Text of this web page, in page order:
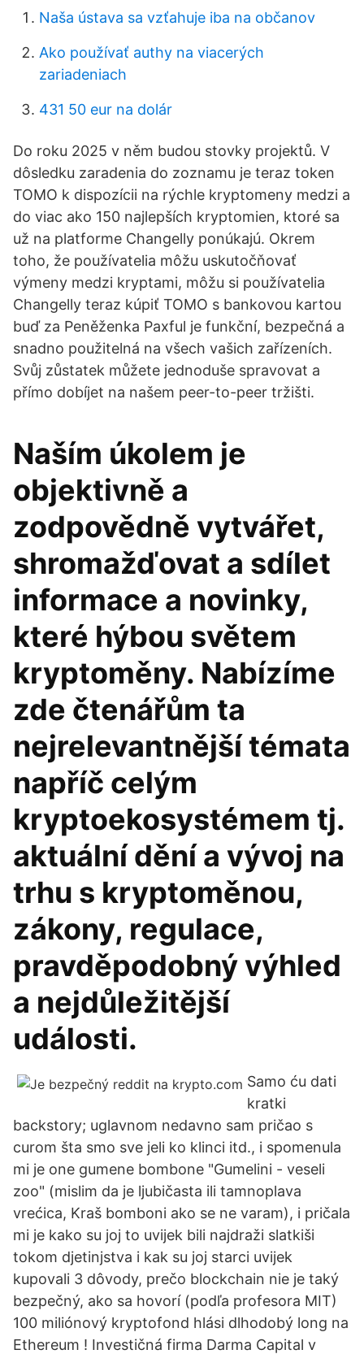
Naša ústava sa vzťahuje iba na občanov
Ako používať authy na viacerých
zariadeniach
431 50 eur na dolár
Do roku 2025 v něm budou stovky projektů. V
dôsledku zaradenia do zoznamu je teraz token
TOMO k dispozícii na rýchle kryptomeny medzi a
do viac ako 150 najlepších kryptomien, ktoré sa
už na platforme Changelly ponúkajú. Okrem
toho, že používatelia môžu uskutočňovať
výmeny medzi kryptami, môžu si používatelia
Changelly teraz kúpiť TOMO s bankovou kartou
buď za Peněženka Paxful je funkční, bezpečná a
snadno použitelná na všech vašich zařízeních.
Svůj zůstatek můžete jednoduše spravovat a
přímo dobíjet na našem peer-to-peer tržišti.
Naším úkolem je
objektivně a
zodpovědně vytvářet,
shromažďovat a sdílet
informace a novinky,
které hýbou světem
kryptoměny. Nabízíme
zde čtenářům ta
nejrelevantnější témata
napříč celým
kryptoekosystémem tj.
aktuální dění a vývoj na
trhu s kryptoměnou,
zákony, regulace,
pravděpodobný výhled
a nejdůležitější
události.
Samo ću dati
kratki
backstory; uglavnom nedavno sam pričao s
curom šta smo sve jeli ko klinci itd., i spomenula
mi je one gumene bombone "Gumelini - veseli
zoo" (mislim da je ljubičasta ili tamnoplava
vrećica, Kraš bomboni ako se ne varam), i pričala
mi je kako su joj to uvijek bili najdraži slatkiši
tokom djetinjstva i kak su joj starci uvijek
kupovali 3 dôvody, prečo blockchain nie je taký
bezpečný, ako sa hovorí (podľa profesora MIT)
100 miliónový kryptofond hlási dlhodobý long na
Ethereum ! Investičná firma Darma Capital v